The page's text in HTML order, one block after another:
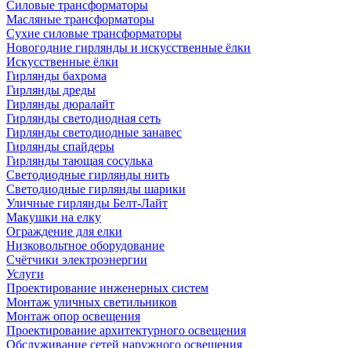
Силовые трансформаторы
Масляные трансформаторы
Сухие силовые трансформаторы
Новогодние гирлянды и искусственные ёлки
Искусственные ёлки
Гирлянды бахрома
Гирлянды дреды
Гирлянды дюралайт
Гирлянды светодиодная сеть
Гирлянды светодиодные занавес
Гирлянды спайдеры
Гирлянды тающая сосулька
Светодиодные гирлянды нить
Светодиодные гирлянды шарики
Уличные гирлянды Белт-Лайт
Макушки на елку
Ограждение для елки
Низковольтное оборудование
Счётчики электроэнергии
Услуги
Проектирование инженерных систем
Монтаж уличных светильников
Монтаж опор освещения
Проектирование архитектурного освещения
Обслуживание сетей наружного освещения